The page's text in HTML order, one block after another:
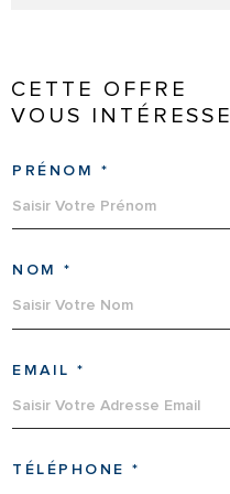
CETTE OFFRE
VOUS INTÉRESSE
PRÉNOM *
NOM *
EMAIL *
TÉLÉPHONE *